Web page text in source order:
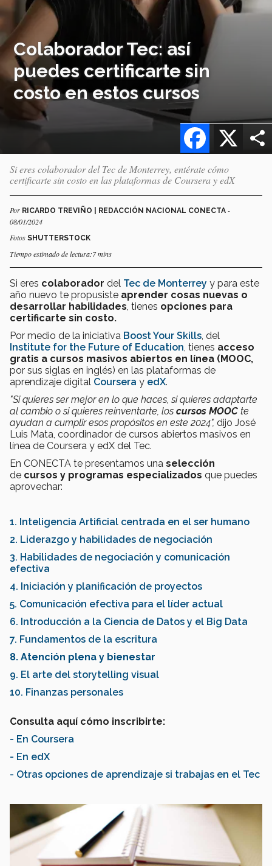
Colaborador Tec: así
puedes certificarte sin
costo en estos cursos
X
Facebook
Si eres colaborador del Tec de Monterrey, entérate cómo
certificarte sin costo en las plataformas de Coursera y edX
Por RICARDO TREVIÑO | REDACCIÓN NACIONAL CONECTA -
08/01/2024
Fotos SHUTTERSTOCK
Tiempo estimado de lectura:7 mins
Si eres colaborador del Tec de Monterrey y para este
año nuevo te propusiste aprender cosas nuevas o
desarrollar habilidades , tienes opciones para
certificarte sin costo.
Por medio de la iniciativa Boost Your Skills , del
Institute for the Future of Education , tienes acceso
gratis a cursos masivos abiertos en línea (MOOC,
por sus siglas en inglés) en las plataformas de
aprendizaje digital Coursera y edX.
"Si quieres ser mejor en lo que haces, si quieres adaptarte
al cambio o si quieres reinventarte, los cursos MOOC te
ayudan a cumplir esos propósitos en este 2024", dijo José
Luis Mata, coordinador de cursos abiertos masivos en
línea de Coursera y edX del Tec.
En CONECTA te presentamos una selección
de cursos y programas especializados que puedes
aprovechar:
1. Inteligencia Artificial centrada en el ser humano
2. Liderazgo y habilidades de negociación
3. Habilidades de negociación y comunicación
efectiva
4. Iniciación y planificación de proyectos
5. Comunicación efectiva para el líder actual
6. Introducción a la Ciencia de Datos y el Big Data
7. Fundamentos de la escritura
8. Atención plena y bienestar
9. El arte del storytelling visual
10. Finanzas personales
Consulta aquí cómo inscribirte:
- En Coursera
- En edX
- Otras opciones de aprendizaje si trabajas en el Tec